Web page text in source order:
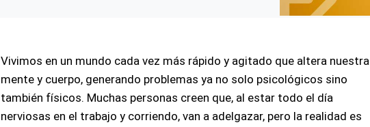
Vivimos en un mundo cada vez más rápido y agitado que altera nuestra
mente y cuerpo, generando problemas ya no solo psicológicos sino
también físicos. Muchas personas creen que, al estar todo el día
nerviosas en el trabajo y corriendo, van a adelgazar, pero la realidad es